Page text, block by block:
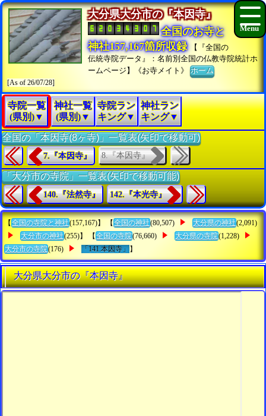
大分県大分市の『本因寺』
全国のお寺と
神社157,167箇所収録
【『全国の
伝統寺院データ』：名前別全国の仏教寺院統計ホ
ームページ】《お寺メイト》ホーム
[As of 26/07/28]
寺院一覧
(県別)▼
神社一覧
(県別)▼
寺院ラン
キング▼
神社ラン
キング▼
全国の「本因寺(8ヶ寺)」一覧表(矢印で移動可)
7.『本因寺』 8.『本因寺』
「大分市の寺院」一覧表(矢印で移動可能)
140.『法然寺』 142.『本光寺』
【 全国の寺院と神社(157,167)】 【 全国の神社(80,507) 大分県の神社(2,091)
大分市の神社(255)】 【 全国の寺院(76,660) 大分県の寺院(1,228)
大分市の寺院(176) 「141.本因寺」 】
大分県大分市の『本因寺』